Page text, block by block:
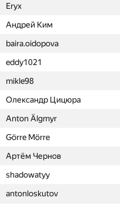
Eryx
Андрей Ким
baira.oidopova
eddy1021
mikle98
Олександр Цицюра
Anton Älgmyr
Görre Mörre
Артём Чернов
shadowatyy
antonloskutov
ilimugur
root@nsychev.ru
ilivinsky
Юрий Семёнов
曉嵐 郭
_dale@tut.by
tyulen4ikov
lsantire
ftiasch
Yevgeny Shemchik
Bistrigova_Anastasiya